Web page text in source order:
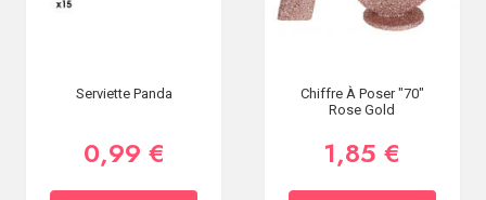
Serviette Panda
0,99 €
Chiffre À Poser "70"
Rose Gold
1,85 €